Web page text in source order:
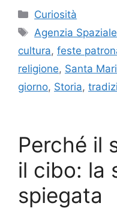
Categorie
Curiosità
Tag
Agenzia
cultura, feste
religione, Santa
giorno, Storia,
Perché il
il cibo: la
spiegata